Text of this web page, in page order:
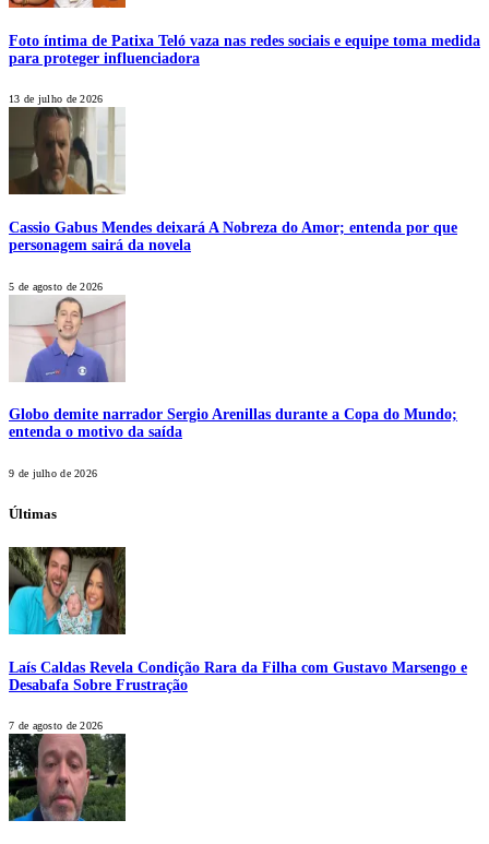
Foto íntima de Patixa Teló vaza nas redes sociais e equipe toma medida
para proteger influenciadora
13 de julho de 2026
Cassio Gabus Mendes deixará A Nobreza do Amor; entenda por que
personagem sairá da novela
5 de agosto de 2026
Globo demite narrador Sergio Arenillas durante a Copa do Mundo;
entenda o motivo da saída
9 de julho de 2026
Últimas
Laís Caldas Revela Condição Rara da Filha com Gustavo Marsengo e
Desabafa Sobre Frustração
7 de agosto de 2026